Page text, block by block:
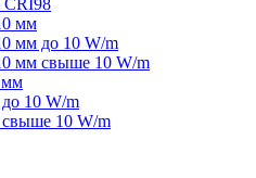
CRI98
мм
мм до 10 W/m
мм свыше 10 W/m
мм
10 W/m
10 W/m